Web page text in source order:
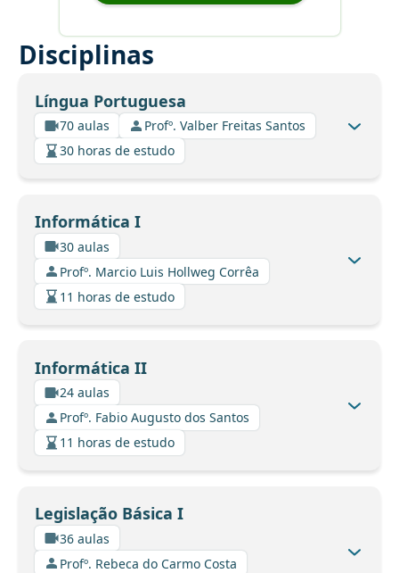
Disciplinas
Língua Portuguesa
70 aulas
Profº. Valber Freitas Santos
30 horas de estudo
Informática I
30 aulas
Profº. Marcio Luis Hollweg Corrêa
11 horas de estudo
Informática II
24 aulas
Profº. Fabio Augusto dos Santos
11 horas de estudo
Legislação Básica I
36 aulas
Profº. Rebeca do Carmo Costa